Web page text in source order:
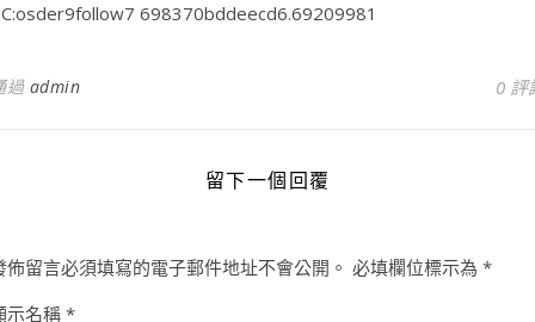
698370bddeecd6.69209981
過 admin 0 評
留下一個回覆
佈留言必須填寫的電子郵件地址不會公開。 必填欄位標示為 *
示名稱 *